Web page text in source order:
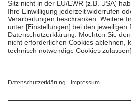
mit Ausnahme der Fahrkosten
• Untersuchungen zur Vorsorge und
GKV getragen werden
• empfohlenen Schutzimpfungen
• Harn- und Blutteststreifen
getroffen, um sicherzustellen, dass es